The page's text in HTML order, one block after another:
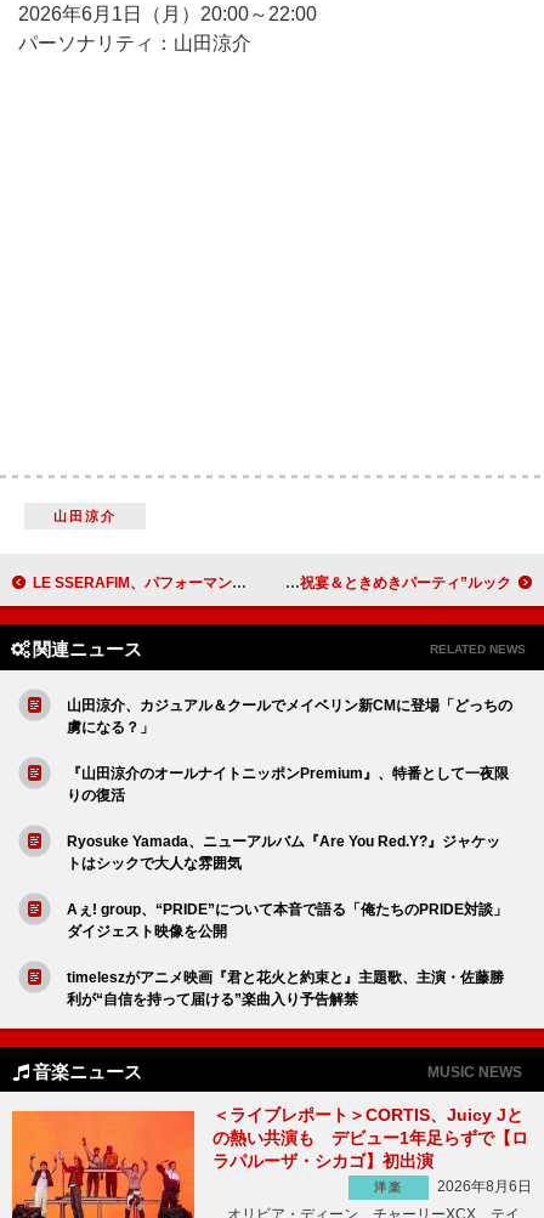
2026年6月1日（月）20:00～22:00
パーソナリティ：山田涼介
山田涼介
LE SSERAFIM、パフォーマンスの一部も含む「BOOMPALA」MVティザー第2弾を公開 すとぷり『anan』スペシャルエディション表紙、実写グラビアは“祝宴＆ときめきパーティ”ルック
関連ニュース RELATED NEWS
山田涼介、カジュアル＆クールでメイベリン新CMに登場「どっちの
虜になる？」
『山田涼介のオールナイトニッポンPremium』、特番として一夜限
りの復活
Ryosuke Yamada、ニューアルバム『Are You Red.Y?』ジャケッ
トはシックで大人な雰囲気
Aぇ! group、“PRIDE”について本音で語る「俺たちのPRIDE対談」
ダイジェスト映像を公開
timeleszがアニメ映画『君と花火と約束と』主題歌、主演・佐藤勝
利が“自信を持って届ける”楽曲入り予告解禁
音楽ニュース MUSIC NEWS
＜ライブレポート＞CORTIS、Juicy Jと
の熱い共演も デビュー1年足らずで【ロ
ラパルーザ・シカゴ】初出演
洋楽
2026年8月6日
オリビア・ディーン、チャーリーXCX、テイ